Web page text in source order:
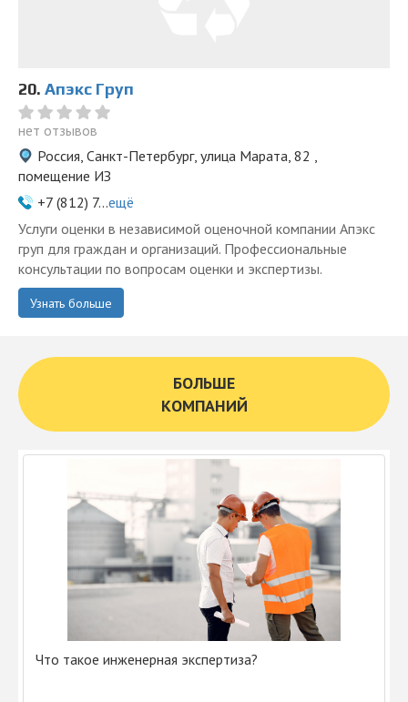
20. Апэкс Груп
нет отзывов
Россия, Санкт-Петербург, улица Марата, 82 ,
помещение ИЗ
+7 (812) 7...ещё
Услуги оценки в независимой оценочной компании Апэкс
груп для граждан и организаций. Профессиональные
консультации по вопросам оценки и экспертизы.
Узнать больше
БОЛЬШЕ
КОМПАНИЙ
Что такое инженерная экспертиза?